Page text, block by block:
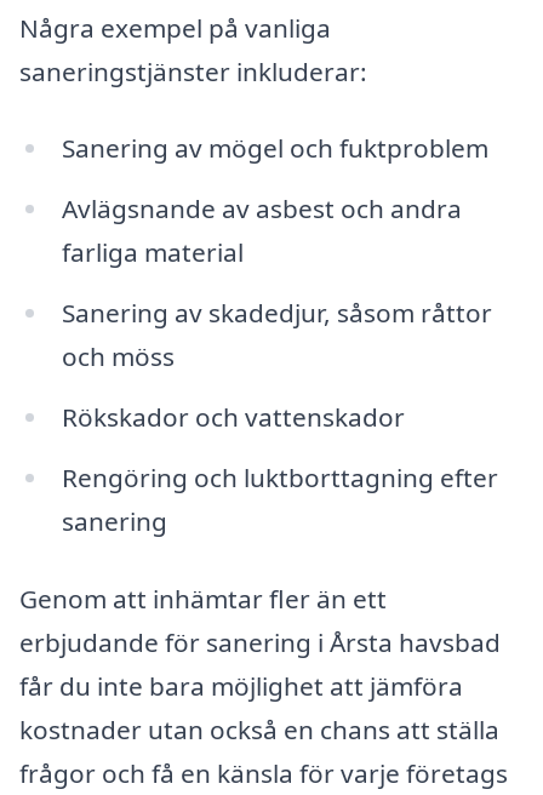
Några exempel på vanliga
saneringstjänster inkluderar:
Sanering av mögel och fuktproblem
Avlägsnande av asbest och andra
farliga material
Sanering av skadedjur, såsom råttor
och möss
Rökskador och vattenskador
Rengöring och luktborttagning efter
sanering
Genom att inhämtar fler än ett
erbjudande för sanering i Årsta havsbad
får du inte bara möjlighet att jämföra
kostnader utan också en chans att ställa
frågor och få en känsla för varje företags